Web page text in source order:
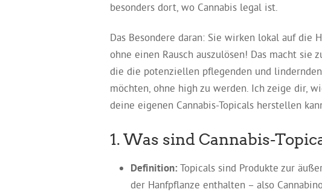
besonders dort, wo Cannabis legal ist.
Das Besondere daran: Sie wirken lokal auf die
ohne einen Rausch auszulösen! Das macht sie
die die potenziellen pflegenden und
möchten, ohne high zu werden. Ich zeige dir,
deine eigenen Cannabis-Topicals herstellen
1. Was sind Cannabis-
Definition: Topicals sind Produkte zur
der Hanfpflanze enthalten – also